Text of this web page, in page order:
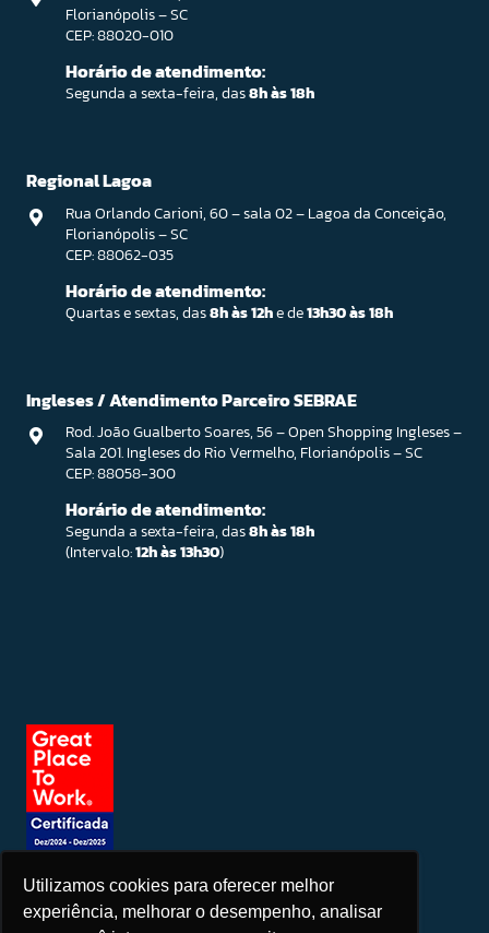
Utilizamos cookies para oferecer melhor
experiência, melhorar o desempenho, analisar
Florianópolis – SC
CEP: 88020-010
Horário de atendimento:
Segunda a sexta-feira, das8h às 18h
Regional Lagoa
Rua Orlando Carioni, 60 – sala 02 – Lagoa da Conceição,
Florianópolis – SC
CEP: 88062-035
Horário de atendimento:
Quartas e sextas, das8h às 12he de13h30 às 18h
Ingleses / Atendimento Parceiro SEBRAE
Rod. João Gualberto Soares, 56 – Open Shopping Ingleses –
Sala 201. Ingleses do Rio Vermelho, Florianópolis – SC
CEP: 88058-300
Horário de atendimento:
Segunda a sexta-feira, das8h às 18h
(Intervalo:12h às 13h30)
Seja um patrocinador